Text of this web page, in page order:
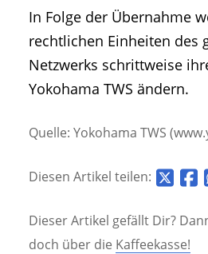
In Folge der Übernahme
rechtlichen Einheiten des
Netzwerks schrittweise
Yokohama TWS ändern.
Quelle: Yokohama TWS
Diesen Artikel teilen:
Dieser Artikel gefällt Dir?
doch über die Kaffeekasse!